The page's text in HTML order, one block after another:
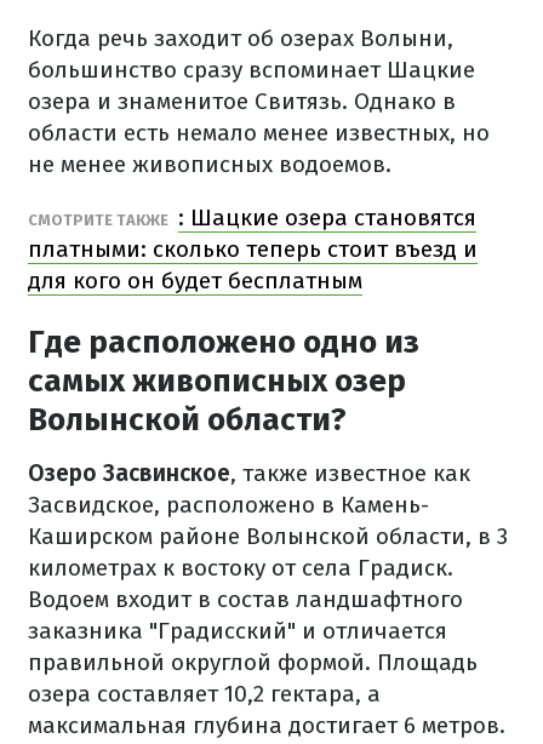
Когда речь заходит об озерах Волыни,
большинство сразу вспоминает Шацкие
озера и знаменитое Свитязь. Однако в
области есть немало менее известных, но
не менее живописных водоемов.
СМОТРИТЕ ТАКЖЕ : Шацкие озера становятся
платными: сколько теперь стоит въезд и
для кого он будет бесплатным
Где расположено одно из
самых живописных озер
Волынской области?
Озеро Засвинское, также известное как
Засвидское, расположено в Камень-
Каширском районе Волынской области, в 3
километрах к востоку от села Градиск.
Водоем входит в состав ландшафтного
заказника "Градисский" и отличается
правильной округлой формой. Площадь
озера составляет 10,2 гектара, а
максимальная глубина достигает 6 метров.